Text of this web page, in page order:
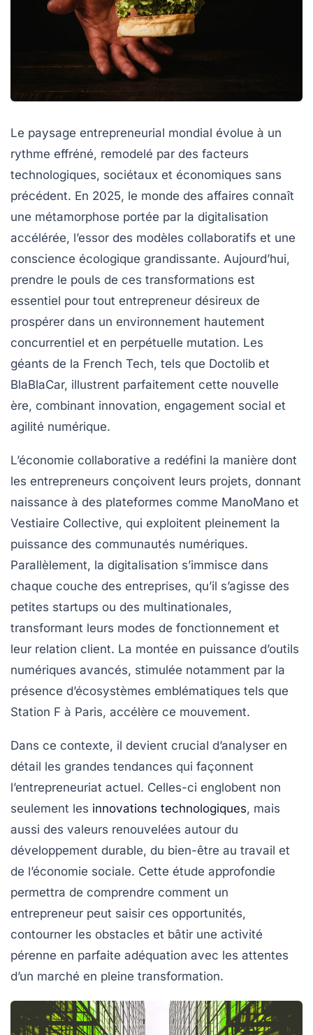
Le paysage entrepreneurial mondial évolue à un
rythme effréné, remodelé par des facteurs
technologiques, sociétaux et économiques sans
précédent. En 2025, le monde des affaires connaît
une métamorphose portée par la digitalisation
accélérée, l’essor des modèles collaboratifs et une
conscience écologique grandissante. Aujourd’hui,
prendre le pouls de ces transformations est
essentiel pour tout entrepreneur désireux de
prospérer dans un environnement hautement
concurrentiel et en perpétuelle mutation. Les
géants de la French Tech, tels que Doctolib et
BlaBlaCar, illustrent parfaitement cette nouvelle
ère, combinant innovation, engagement social et
agilité numérique.
L’économie collaborative a redéfini la manière dont
les entrepreneurs conçoivent leurs projets, donnant
naissance à des plateformes comme ManoMano et
Vestiaire Collective, qui exploitent pleinement la
puissance des communautés numériques.
Parallèlement, la digitalisation s’immisce dans
chaque couche des entreprises, qu’il s’agisse des
petites startups ou des multinationales,
transformant leurs modes de fonctionnement et
leur relation client. La montée en puissance d’outils
numériques avancés, stimulée notamment par la
présence d’écosystèmes emblématiques tels que
Station F à Paris, accélère ce mouvement.
Dans ce contexte, il devient crucial d’analyser en
détail les grandes tendances qui façonnent
l’entrepreneuriat actuel. Celles-ci englobent non
seulement les innovations technologiques, mais
aussi des valeurs renouvelées autour du
développement durable, du bien-être au travail et
de l’économie sociale. Cette étude approfondie
permettra de comprendre comment un
entrepreneur peut saisir ces opportunités,
contourner les obstacles et bâtir une activité
pérenne en parfaite adéquation avec les attentes
d’un marché en pleine transformation.